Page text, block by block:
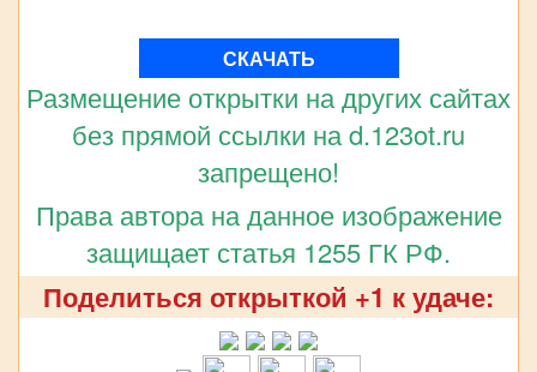
СКАЧАТЬ
Размещение открытки на других сайтах
без прямой ссылки на d.123ot.ru
запрещено!
Права автора на данное изображение
защищает статья 1255 ГК РФ.
Поделиться открыткой +1 к удаче: